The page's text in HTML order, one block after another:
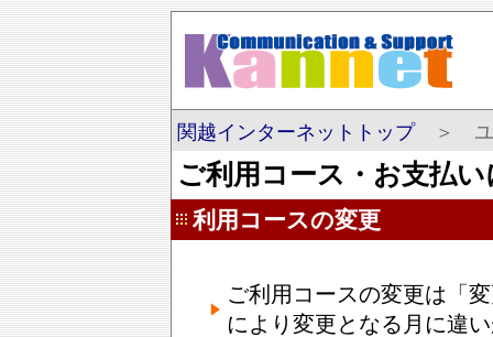
関越インターネットトップ＞ ユ
ご利用コース・お支払
利用コースの変更
ご利用コースの変更は「
により変更となる月に違